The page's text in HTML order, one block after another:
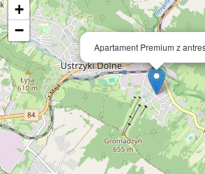
Apartament Premium z
+
−